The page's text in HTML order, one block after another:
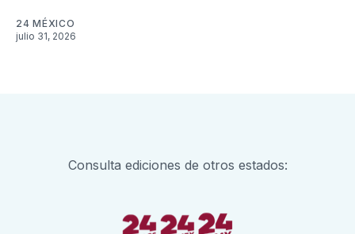
24 MÉXICO
julio 31, 2026
Consulta ediciones de otros estados: